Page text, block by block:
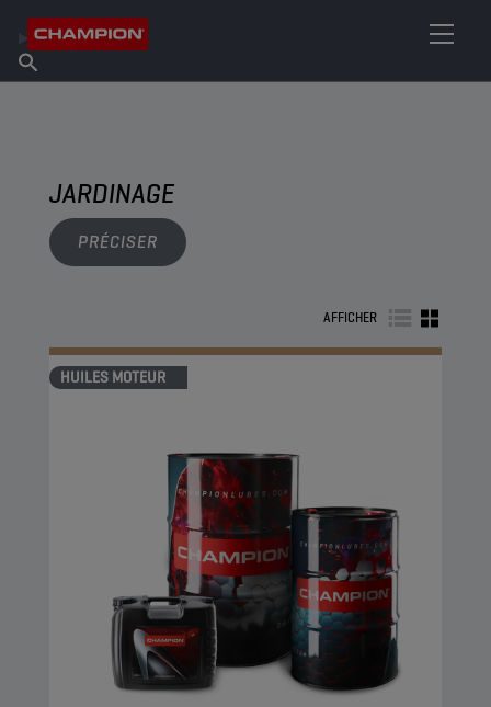
À propos de Champion
Trouver un point de vente
JARDINAGE
PRÉCISER
AFFICHER
HUILES MOTEUR